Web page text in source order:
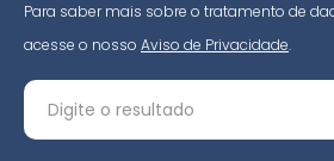
Para saber mais sobre o tratamento de
acesse o nosso Aviso de Privacidade.